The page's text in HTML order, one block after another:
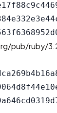
pub/ruby/